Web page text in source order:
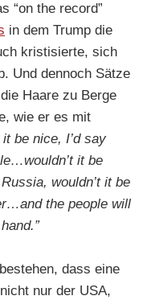
“on the record”
in dem Trump die
kristisierte, sich
Und dennoch Sätze
Haare zu Berge
wie er es mit
it be nice, I’d say
it be
wouldn’t it be
the people will
dass eine
nur der USA,